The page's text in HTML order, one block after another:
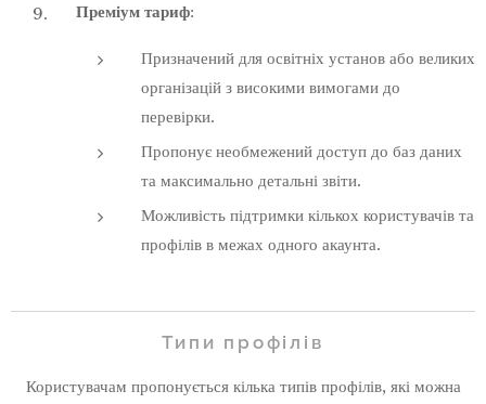
Преміум тариф:
Призначений для освітніх установ або великих
організацій з високими вимогами до
перевірки.
Пропонує необмежений доступ до баз даних
та максимально детальні звіти.
Можливість підтримки кількох користувачів та
профілів в межах одного акаунта.
Типи профілів
Користувачам пропонується кілька типів профілів, які можна